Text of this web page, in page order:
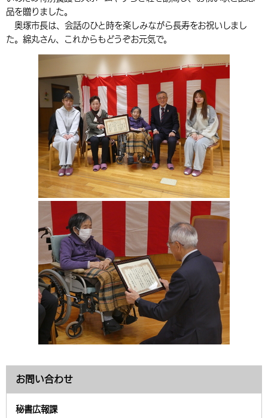
英語（English）
中国語（繁体字） 韓国語（한국어）
組織案内
住宅・インフラ
環境・衛生 生涯学習・スポーツ・人権
外国人の方向け情報
農林水産業
都市整備
施設情報
手当・助成 健康・医療
観光・移住
観光なび スポットを探す
買う・おみやげ 四季のイベント・祭り
移住・定住
市政情報
地方創生・地域活性化 広報・広聴
行政・計画
品を贈りました。
奥塚市長は、会話のひと時を楽しみながら長寿をお祝いしまし
た。綿丸さん、これからもどうぞお元気で。
お問い合わせ
秘書広報課